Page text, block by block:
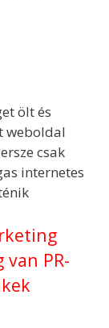
ölt és
weboldal
csak
internetes
PR-